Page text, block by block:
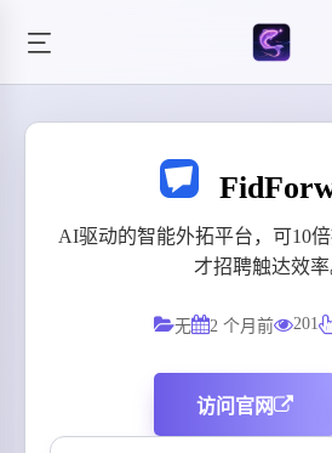
AI驱动的智能外拓平台，可10
才招聘触达效率
无 2 个月前 201
访问官网